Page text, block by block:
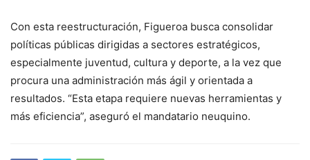
Con esta reestructuración, Figueroa busca consolidar
políticas públicas dirigidas a sectores estratégicos,
especialmente juventud, cultura y deporte, a la vez que
procura una administración más ágil y orientada a
resultados. “Esta etapa requiere nuevas herramientas y
más eficiencia”, aseguró el mandatario neuquino.